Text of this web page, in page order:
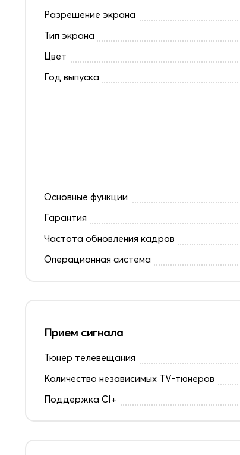
Разрешение экрана
Тип экрана
Цвет
Год выпуска
Основные функции
Гарантия
Частота обновления кадров
Операционная система
Прием сигнала
Тюнер телевещания
Количество независимых TV-тюнеров
Поддержка CI+